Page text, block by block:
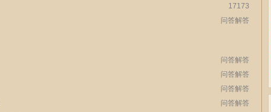
17173
问答解答
问答解答
问答解答
问答解答
问答解答